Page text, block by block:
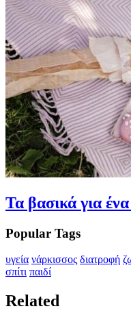
Τα βασικά για
Popular Tags
υγεία νάρκισσος διατροφή
σπίτι παιδί
Related